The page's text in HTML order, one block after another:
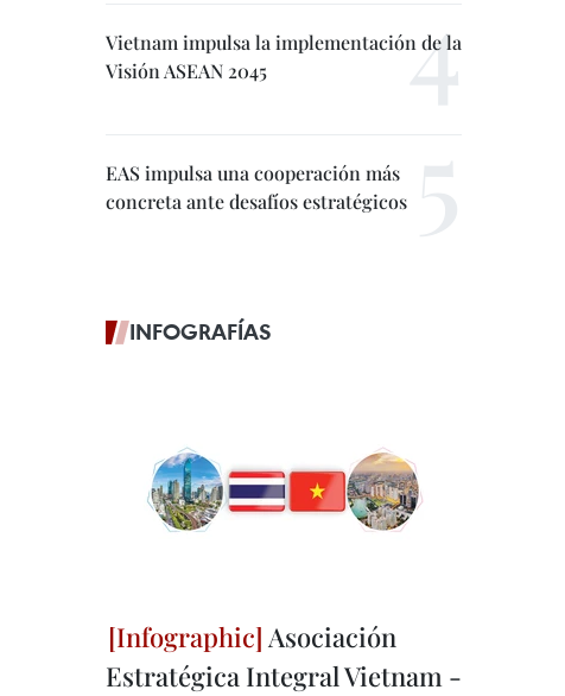
Vietnam impulsa la implementación de la
Visión ASEAN 2045
EAS impulsa una cooperación más
concreta ante desafíos estratégicos
INFOGRAFÍAS
Asociación
Estratégica Integral Vietnam -